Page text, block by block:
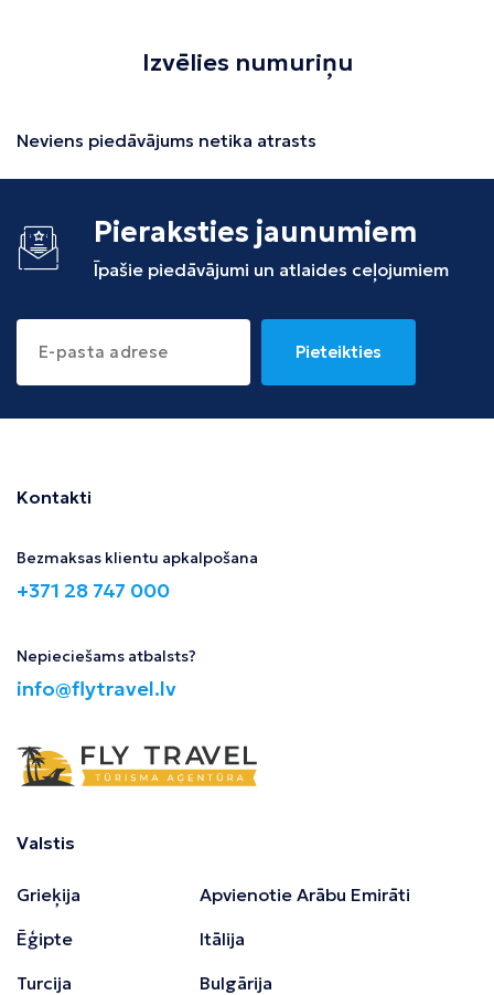
Izvēlies numuriņu
Neviens piedāvājums netika atrasts
Pieraksties jaunumiem
Īpašie piedāvājumi un atlaides ceļojumiem
Pieteikties
Kontakti
Bezmaksas klientu apkalpošana
+371 28 747 000
Nepieciešams atbalsts?
info@flytravel.lv
Valstis
Grieķija
Ēģipte
Turcija
Apvienotie Arābu Emirāti
Itālija
Bulgārija